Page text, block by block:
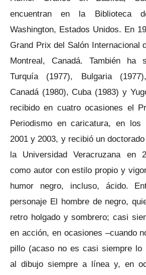
encuentran en la Biblioteca
Washington, Estados Unidos. En
Grand Prix del Salón Internacional
Montreal, Canadá. También ha
Turquía (1977), Bulgaria
Canadá (1980), Cuba (1983) y
recibido en cuatro ocasiones el
Periodismo en caricatura, en los
2001 y 2003, y recibió un
la Universidad Veracruzana en
como autor con estilo propio y
humor negro, incluso, ácido.
personaje El hombre de negro,
retro holgado y sombrero; casi
en acción, en ocasiones –cuando
pillo (acaso no es casi siempre lo
al dibujo siempre a línea y, en